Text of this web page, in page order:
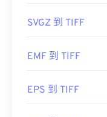
縮資料的檔案格式。
其他替代程序包括
SVGZ 到 TIFF
EMF 到 TIFF
EPS 到 TIFF